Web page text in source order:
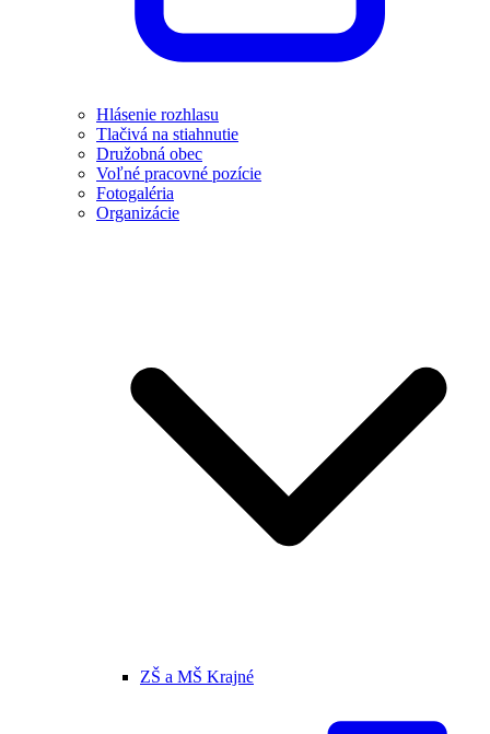
Hlásenie rozhlasu
Tlačivá na stiahnutie
Družobná obec
Voľné pracovné pozície
Fotogaléria
Organizácie
ZŠ a MŠ Krajné